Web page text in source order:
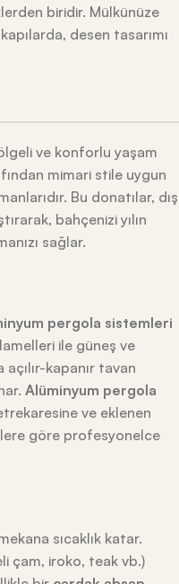
biridir. Mülkünüze
desen tasarımı
ve konforlu yaşam
mimari stile uygun
Bu donatılar, dış
bahçenizi yılın
sağlar.
pergola sistemleri
ile güneş ve
kapanır tavan
Alüminyum pergola
ve eklenen
göre profesyonelce
sıcaklık katar.
çam, iroko, teak vb.)